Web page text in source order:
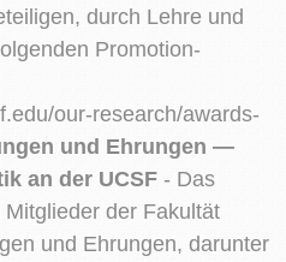
durch Lehre und
Promotion-
our-research/awards-
und Ehrungen —
an der UCSF - Das
der Fakultät
und Ehrungen, darunter